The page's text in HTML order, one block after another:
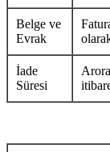
Belge ve
Evrak
İade
Süresi